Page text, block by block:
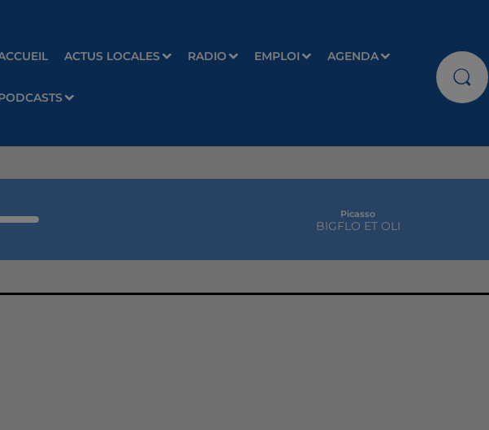
ACTUS LOCALES RADIO EMPLOI AGENDA
Picasso
BIGFLO ET OLI